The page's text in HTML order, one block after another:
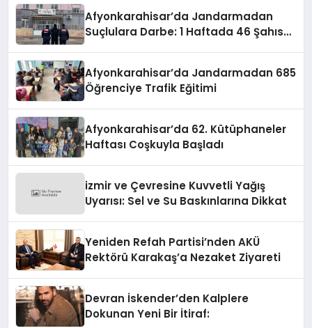
Afyonkarahisar’da Jandarmadan
Suçlulara Darbe: 1 Haftada 46 Şahıs
Afyonkarahisar’da Jandarmadan 685
Öğrenciye Trafik Eğitimi
Afyonkarahisar’da 62. Kütüphaneler
Haftası Coşkuyla Başladı
izmir ve Çevresine Kuvvetli Yağış
Uyarısı: Sel ve Su Baskınlarına Dikkat
Yeniden Refah Partisi’nden AKÜ
Rektörü Karakaş’a Nezaket Ziyareti
Devran İskender’den Kalplere
Dokunan Yeni Bir İtiraf: